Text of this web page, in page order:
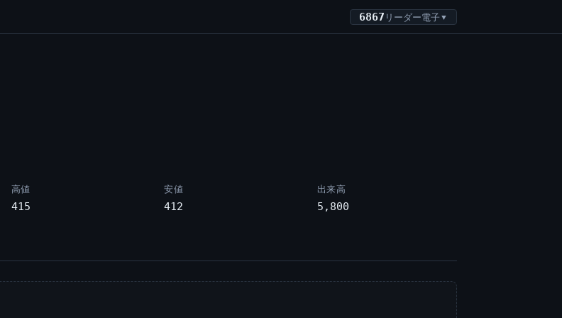
6867 リーダー電子▼
高値
415
安値
412
出来高
5,800